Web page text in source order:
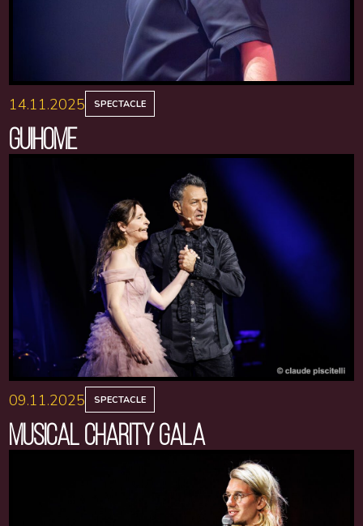
14.11.2025 SPECTACLE
GUIHOME
09.11.2025 SPECTACLE
MUSICAL CHARITY GALA